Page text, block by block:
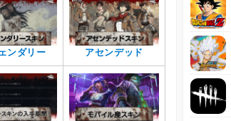
ンダリー アセンデッド